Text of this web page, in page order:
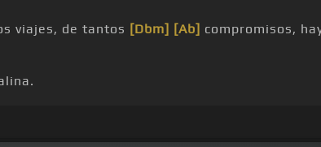
viajes, de tantos [Dbm] [Ab] compromisos,